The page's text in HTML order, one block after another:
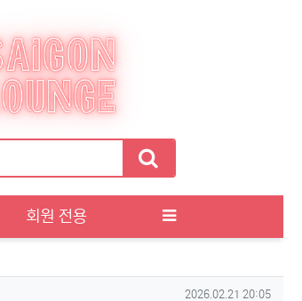
회원 전용
작성일
2026.02.21 20:05